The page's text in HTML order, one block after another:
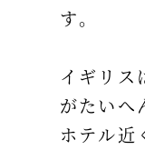
す。
イギリス
がたいへ
ホテル近